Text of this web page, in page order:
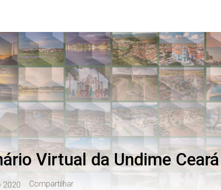
Virtual da Undime Ceará
2020 Compartilhar